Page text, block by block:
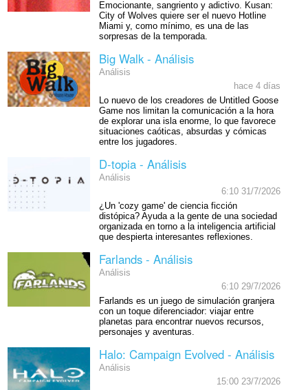
Emocionante, sangriento y adictivo. Kusan:
City of Wolves quiere ser el nuevo Hotline
Miami y, como mínimo, es una de las
sorpresas de la temporada.
Big Walk - Análisis
Análisis
hace 4 días
Lo nuevo de los creadores de Untitled Goose
Game nos limitan la comunicación a la hora
de explorar una isla enorme, lo que favorece
situaciones caóticas, absurdas y cómicas
entre los jugadores.
D-topia - Análisis
Análisis
6:10 31/7/2026
¿Un 'cozy game' de ciencia ficción
distópica? Ayuda a la gente de una sociedad
organizada en torno a la inteligencia artificial
que despierta interesantes reflexiones.
Farlands - Análisis
Análisis
6:10 29/7/2026
Farlands es un juego de simulación granjera
con un toque diferenciador: viajar entre
planetas para encontrar nuevos recursos,
personajes y aventuras.
Halo: Campaign Evolved - Análisis
Análisis
15:00 23/7/2026